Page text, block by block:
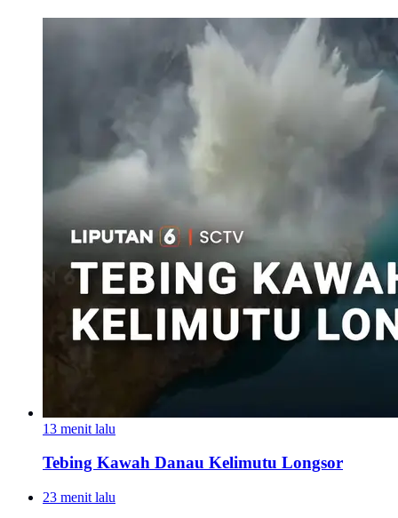
13 menit lalu
Tebing Kawah Danau Kelimutu Longsor
23 menit lalu